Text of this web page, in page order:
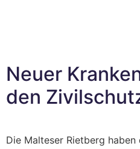
Neuer
den
Die Malteser Rietberg